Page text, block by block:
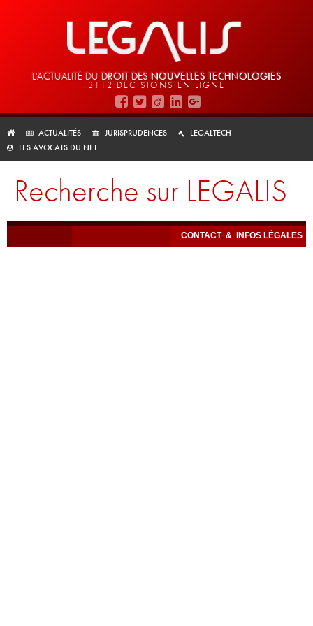
L'ACTUALITÉ DU DROIT DES NOUVELLES TECHNOLOGIES
3112 DÉCISIONS EN LIGNE
ACTUALITÉS JURISPRUDENCES
LEGALTECH
LES AVOCATS DU NET
Recherche sur LEGALIS
CONTACT & INFOS LÉGALES